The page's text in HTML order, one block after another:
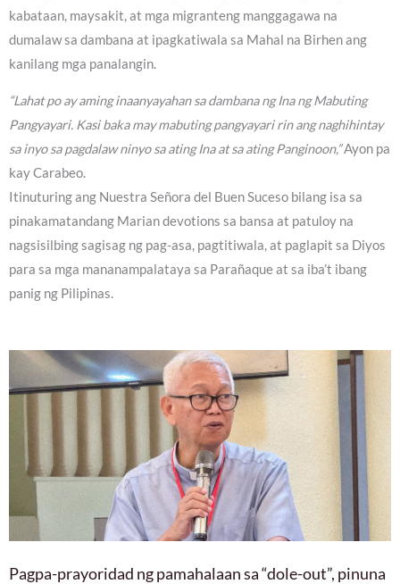
kabataan, maysakit, at mga migranteng manggagawa na
dumalaw sa dambana at ipagkatiwala sa Mahal na Birhen ang
kanilang mga panalangin.
“Lahat po ay aming inaanyayahan sa dambana ng Ina ng Mabuting
Pangyayari. Kasi baka may mabuting pangyayari rin ang naghihintay
sa inyo sa pagdalaw ninyo sa ating Ina at sa ating Panginoon,”Ayon pa
kay Carabeo.
Itinuturing ang Nuestra Señora del Buen Suceso bilang isa sa
pinakamatandang Marian devotions sa bansa at patuloy na
nagsisilbing sagisag ng pag-asa, pagtitiwala, at paglapit sa Diyos
para sa mga mananampalataya sa Parañaque at sa iba’t ibang
panig ng Pilipinas.
Pagpa-prayoridad ng pamahalaan sa “dole-out”, pinuna